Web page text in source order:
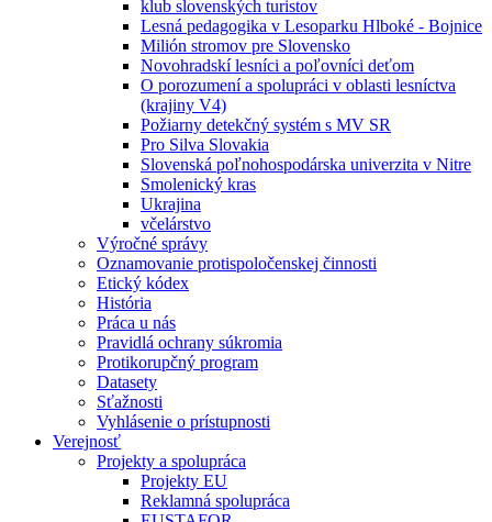
klub slovenských turistov
Lesná pedagogika v Lesoparku Hlboké - Bojnice
Milión stromov pre Slovensko
Novohradskí lesníci a poľovníci deťom
O porozumení a spolupráci v oblasti lesníctva
(krajiny V4)
Požiarny detekčný systém s MV SR
Pro Silva Slovakia
Slovenská poľnohospodárska univerzita v Nitre
Smolenický kras
Ukrajina
včelárstvo
Výročné správy
Oznamovanie protispoločenskej činnosti
Etický kódex
História
Práca u nás
Pravidlá ochrany súkromia
Protikorupčný program
Datasety
Sťažnosti
Vyhlásenie o prístupnosti
Verejnosť
Projekty a spolupráca
Projekty EU
Reklamná spolupráca